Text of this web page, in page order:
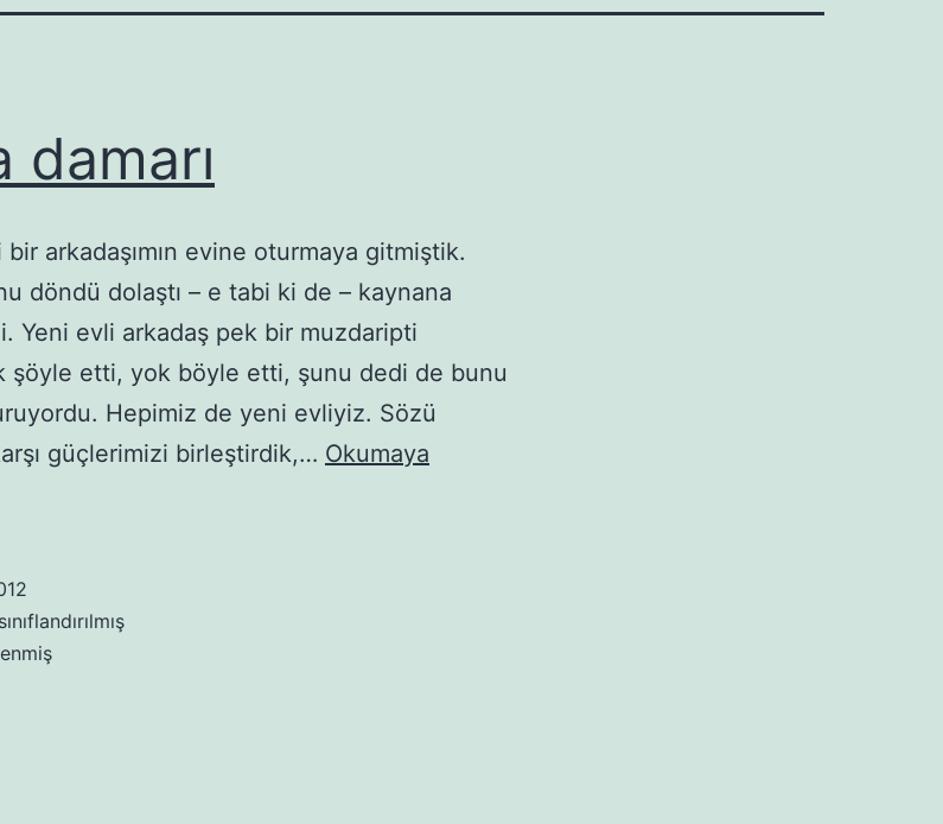
damarı
arkadaşımın evine oturmaya gitmiştik.
döndü dolaştı – e tabi ki de – kaynana
Yeni evli arkadaş pek bir muzdaripti
şöyle etti, yok böyle etti, şunu dedi de bunu
Hepimiz de yeni evliyiz. Sözü
güçlerimizi birleştirdik,… Okumaya